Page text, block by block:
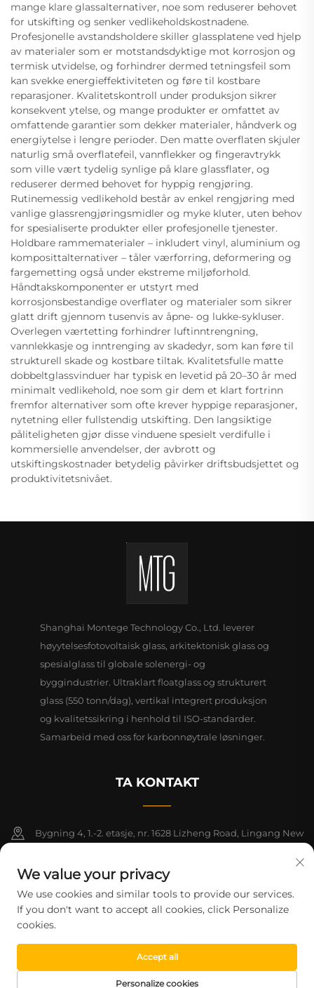
mange klare glassalternativer, noe som reduserer behovet
for utskifting og senker vedlikeholdskostnadene.
Profesjonelle avstandsholdere skiller glassplatene ved hjelp
av materialer som er motstandsdyktige mot korrosjon og
termisk utvidelse, og forhindrer dermed tetningsfeil som
kan svekke energieffektiviteten og føre til kostbare
reparasjoner. Kvalitetskontroll under produksjon sikrer
konsekvent ytelse, og mange produkter er omfattet av
omfattende garantier som dekker materialer, håndverk og
energiytelse i lengre perioder. Den matte overflaten skjuler
naturlig små overflatefeil, vannflekker og fingeravtrykk
som ville vært tydelig synlige på klare glassflater, og
reduserer dermed behovet for hyppig rengjøring.
Rutinemessig vedlikehold består av enkel rengjøring med
vanlige glassrengjøringsmidler og myke kluter, uten behov
for spesialiserte produkter eller profesjonelle tjenester.
Holdbare rammematerialer – inkludert vinyl, aluminium og
komposittalternativer – tåler værforring, deformering og
fargemetting også under ekstreme miljøforhold.
Håndtakskomponenter er utstyrt med
korrosjonsbestandige overflater og materialer som sikrer
glatt drift gjennom tusenvis av åpne- og lukke-sykluser.
Overlegen værtetting forhindrer luftinntrengning,
vannlekkasje og inntrenging av skadedyr, som kan føre til
strukturell skade og kostbare tiltak. Kvalitetsfulle matte
dobbeltglassvinduer har typisk en levetid på 20–30 år med
minimalt vedlikehold, noe som gir dem et klart fortrinn
fremfor alternativer som ofte krever hyppige reparasjoner,
nytetning eller fullstendig utskifting. Den langsiktige
påliteligheten gjør disse vinduene spesielt verdifulle i
kommersielle anvendelser, der avbrott og
utskiftingskostnader betydelig påvirker driftsbudsjettet og
produktivitetsnivået.
Shanghai Montege Technology Co., Ltd. leverer
høyytelsesfotovoltaisk glass, arkitektonisk glass og
spesialglass til globale solenergi- og
byggindustrier. Ultraklart floatglass og strukturert
glass (550 tonn/dag), vertikal integrert produksjon
og kvalitetssikring i henhold til ISO-standarder.
Samarbeid med oss for karbonnøytrale løsninger.
TA KONTAKT
Bygning 4, 1.-2. etasje, nr. 1628 Lizheng Road, Lingang New
+86-15124919712
[email protected]
Copyright © 2026 Shanghai Montege Technology Co., Ltd. Alle
rettigheter reservert. Personvernpolicy
We value your privacy
We use cookies and similar tools to provide our services.
If you don't want to accept all cookies, click Personalize
cookies.
Personalize cookies
Accept all